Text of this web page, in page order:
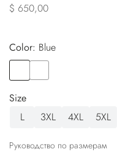
$ 650,00
Color:
blue
Size
L
3XL 4XL 5XL
Руководство по размерам